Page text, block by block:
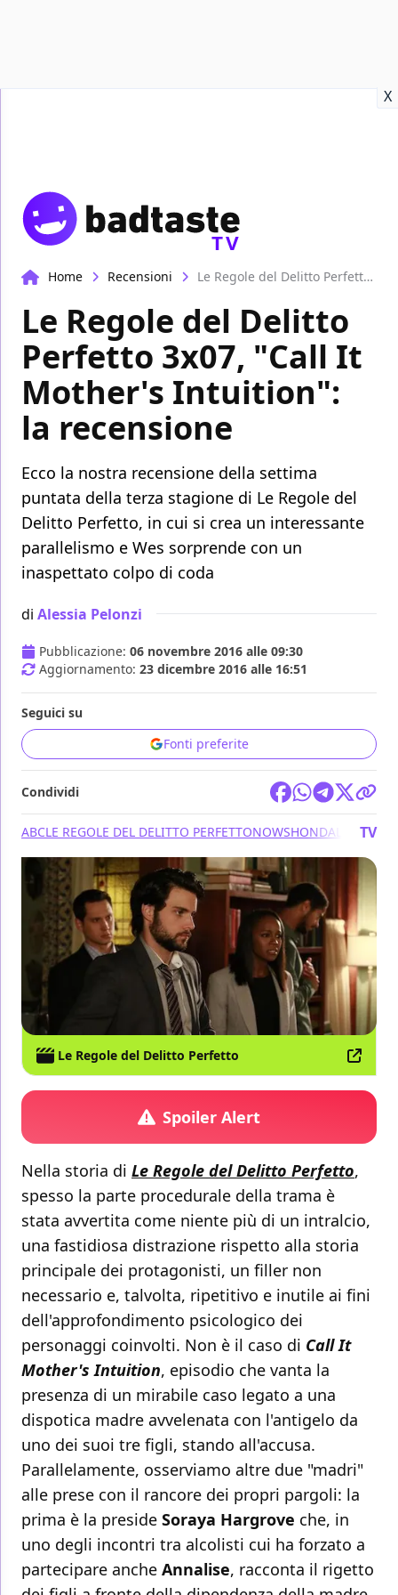
X
TV
Home Recensioni Le Regole del Delitto Perfetto 3x07, "Call It Mother's Intuition": la recensione
Le Regole del Delitto
Perfetto 3x07, "Call It
Mother's Intuition":
la recensione
Ecco la nostra recensione della settima
puntata della terza stagione di Le Regole del
Delitto Perfetto, in cui si crea un interessante
parallelismo e Wes sorprende con un
inaspettato colpo di coda
di Alessia Pelonzi
Pubblicazione: 06 novembre 2016 alle 09:30
Aggiornamento: 23 dicembre 2016 alle 16:51
Seguici su
Fonti preferite
Condividi
ABCLE REGOLE DEL DELITTO PERFETTONOWSHONDALANDTV
Le Regole del Delitto Perfetto
Spoiler Alert
Nella storia di Le Regole del Delitto Perfetto,
spesso la parte procedurale della trama è
stata avvertita come niente più di un intralcio,
una fastidiosa distrazione rispetto alla storia
principale dei protagonisti, un filler non
necessario e, talvolta, ripetitivo e inutile ai fini
dell'approfondimento psicologico dei
personaggi coinvolti. Non è il caso di Call It
Mother's Intuition, episodio che vanta la
presenza di un mirabile caso legato a una
dispotica madre avvelenata con l'antigelo da
uno dei suoi tre figli, stando all'accusa.
Parallelamente, osserviamo altre due "madri"
alle prese con il rancore dei propri pargoli: la
prima è la preside Soraya Hargrove che, in
uno degli incontri tra alcolisti cui ha forzato a
partecipare anche Annalise, racconta il rigetto